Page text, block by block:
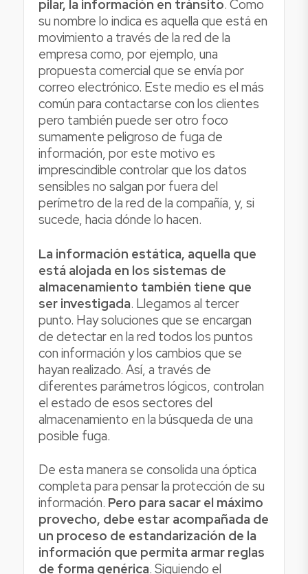
pilar, la información en tránsito. Como
su nombre lo indica es aquella que está en
movimiento a través de la red de la
empresa como, por ejemplo, una
propuesta comercial que se envía por
correo electrónico. Este medio es el más
común para contactarse con los clientes
pero también puede ser otro foco
sumamente peligroso de fuga de
información, por este motivo es
imprescindible controlar que los datos
sensibles no salgan por fuera del
perímetro de la red de la compañía, y, si
sucede, hacia dónde lo hacen.
La información estática, aquella que
está alojada en los sistemas de
almacenamiento también tiene que
ser investigada. Llegamos al tercer
punto. Hay soluciones que se encargan
de detectar en la red todos los puntos
con información y los cambios que se
hayan realizado. Así, a través de
diferentes parámetros lógicos, controlan
el estado de esos sectores del
almacenamiento en la búsqueda de una
posible fuga.
De esta manera se consolida una óptica
completa para pensar la protección de su
información. Pero para sacar el máximo
provecho, debe estar acompañada de
un proceso de estandarización de la
información que permita armar reglas
de forma genérica. Siguiendo el